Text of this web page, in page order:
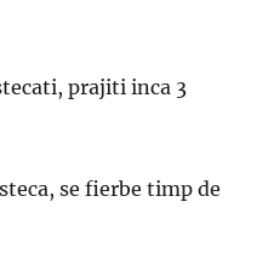
prajiti inca 3
se fierbe timp de